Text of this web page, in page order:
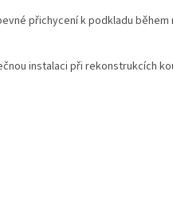
přichycení k podkladu během
instalaci při rekonstrukcích